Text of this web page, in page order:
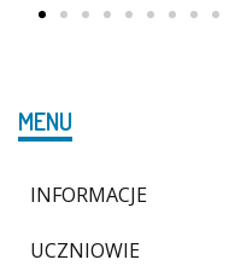
MENU
INFORMACJE
UCZNIOWIE